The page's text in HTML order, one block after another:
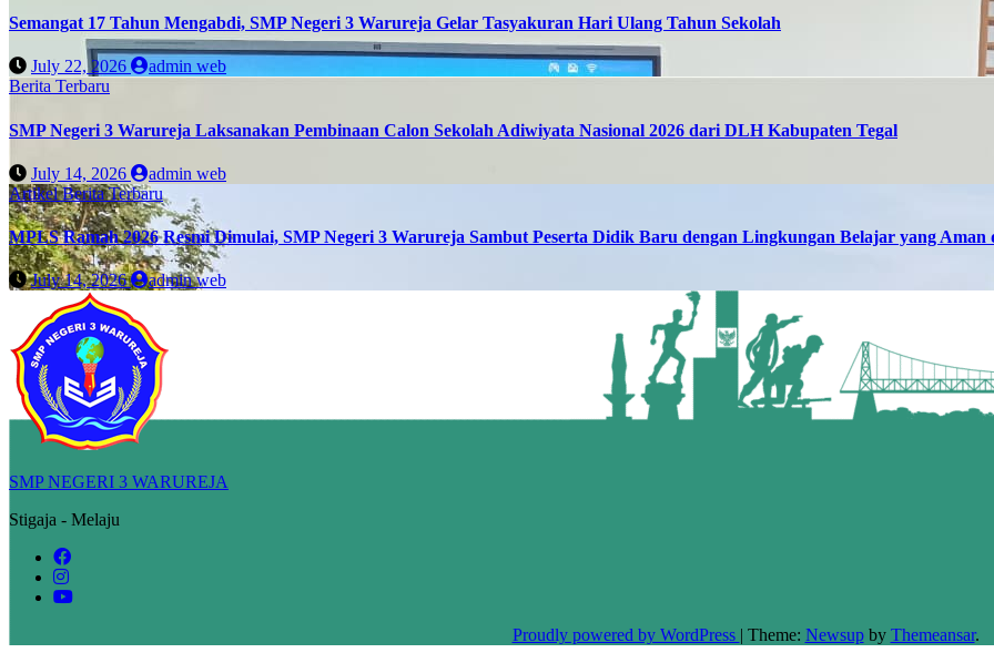
Semangat 17 Tahun Mengabdi, SMP Negeri 3 Warureja Gelar Tasyakuran Hari Ulang Tahun Sekolah
July 22, 2026
admin web
Berita Terbaru
SMP Negeri 3 Warureja Laksanakan Pembinaan Calon Sekolah Adiwiyata Nasional 2026 dari DLH Kabupaten Tegal
July 14, 2026
admin web
ArtikelBerita Terbaru
MPLS Ramah 2026 Resmi Dimulai, SMP Negeri 3 Warureja Sambut Peserta Didik Baru dengan Lingkungan Belajar yang Aman
July 14, 2026 admin web
SMP NEGERI 3 WARUREJA
Stigaja - Melaju
Proudly powered by WordPress Theme: Newsupby Themeansar.